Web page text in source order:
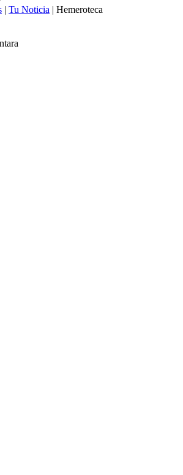
| Tu Noticia | Hemeroteca